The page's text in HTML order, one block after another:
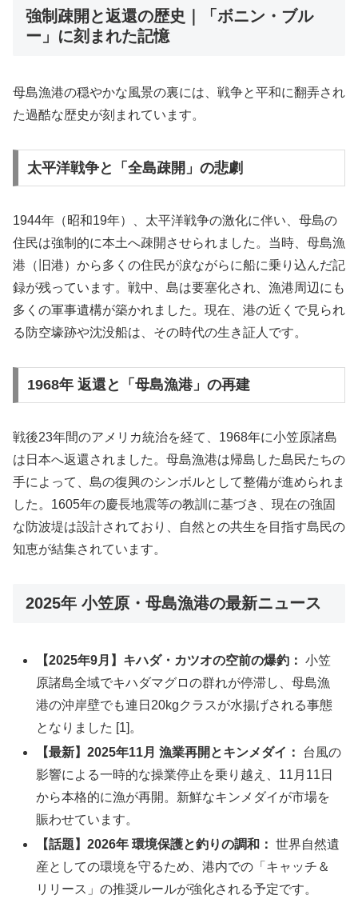
強制疎開と返還の歴史｜「ボニン・ブル
ー」に刻まれた記憶
母島漁港の穏やかな風景の裏には、戦争と平和に翻弄され
た過酷な歴史が刻まれています。
太平洋戦争と「全島疎開」の悲劇
1944年（昭和19年）、太平洋戦争の激化に伴い、母島の
住民は強制的に本土へ疎開させられました。当時、母島漁
港（旧港）から多くの住民が涙ながらに船に乗り込んだ記
録が残っています。戦中、島は要塞化され、漁港周辺にも
多くの軍事遺構が築かれました。現在、港の近くで見られ
る防空壕跡や沈没船は、その時代の生き証人です。
1968年 返還と「母島漁港」の再建
戦後23年間のアメリカ統治を経て、1968年に小笠原諸島
は日本へ返還されました。母島漁港は帰島した島民たちの
手によって、島の復興のシンボルとして整備が進められま
した。1605年の慶長地震等の教訓に基づき、現在の強固
な防波堤は設計されており、自然との共生を目指す島民の
知恵が結集されています。
2025年 小笠原・母島漁港の最新ニュース
【2025年9月】キハダ・カツオの空前の爆釣： 小笠
原諸島全域でキハダマグロの群れが停滞し、母島漁
港の沖岸壁でも連日20kgクラスが水揚げされる事態
となりました [1]。
【最新】2025年11月 漁業再開とキンメダイ：
台風の
影響による一時的な操業停止を乗り越え、11月11日
から本格的に漁が再開。新鮮なキンメダイが市場を
賑わせています。
【話題】2026年 環境保護と釣りの調和： 世界自然遺
産としての環境を守るため、港内での「キャッチ＆
リリース」の推奨ルールが強化される予定です。